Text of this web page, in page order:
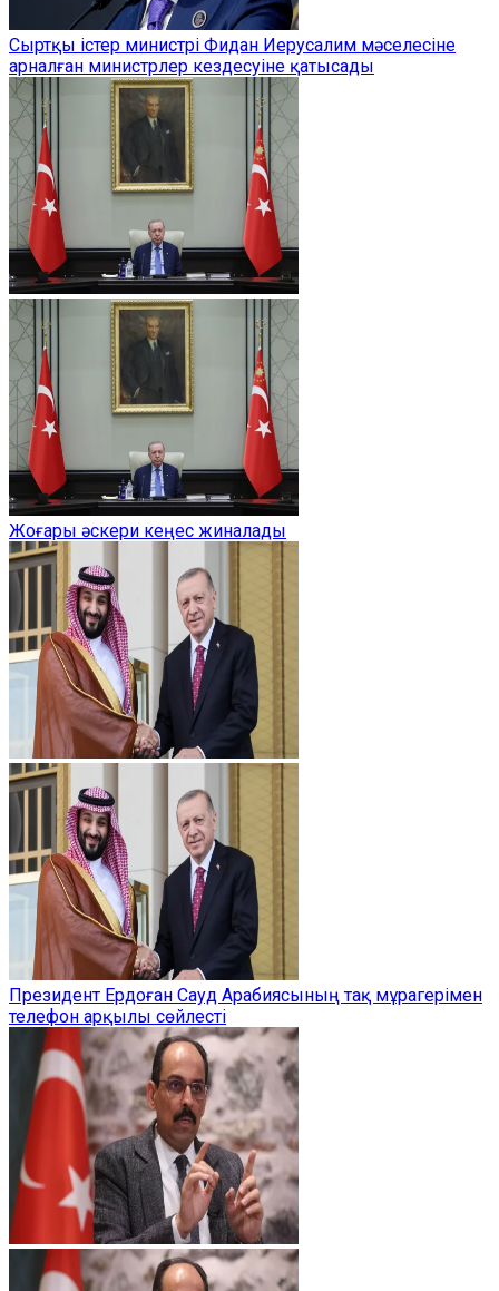
Сыртқы істер министрі Фидан Иерусалим мәселесіне
арналған министрлер кездесуіне қатысады
Жоғары әскери кеңес жиналады
Президент Ердоған Сауд Арабиясының тақ мұрагерімен
телефон арқылы сөйлесті